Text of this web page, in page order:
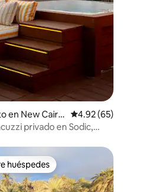
5; 27 evaluaciones
en New Cairo
Calificación
4.92 (65)
privado en Sodic,
huéspedes
huéspedes